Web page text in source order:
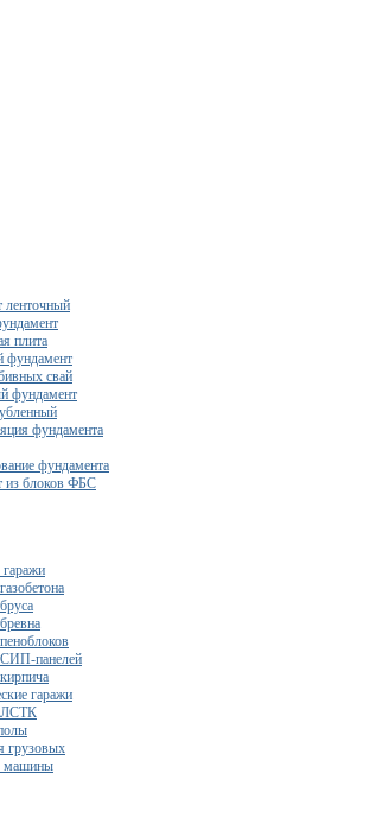
ленточный
плита
фундамент
свай
фундамент
фундамента
фундамента
из блоков ФБС
панелей
гаражи
ЛСТК
грузовых
машины